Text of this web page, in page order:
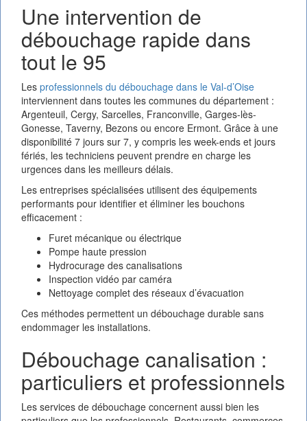
Une intervention de
débouchage rapide dans
tout le 95
Les professionnels du débouchage dans le Val-d’Oise
interviennent dans toutes les communes du département :
Argenteuil, Cergy, Sarcelles, Franconville, Garges-lès-
Gonesse, Taverny, Bezons ou encore Ermont. Grâce à une
disponibilité 7 jours sur 7, y compris les week-ends et jours
fériés, les techniciens peuvent prendre en charge les
urgences dans les meilleurs délais.
Les entreprises spécialisées utilisent des équipements
performants pour identifier et éliminer les bouchons
efficacement :
Furet mécanique ou électrique
Pompe haute pression
Hydrocurage des canalisations
Inspection vidéo par caméra
Nettoyage complet des réseaux d’évacuation
Ces méthodes permettent un débouchage durable sans
endommager les installations.
Débouchage canalisation :
particuliers et professionnels
Les services de débouchage concernent aussi bien les